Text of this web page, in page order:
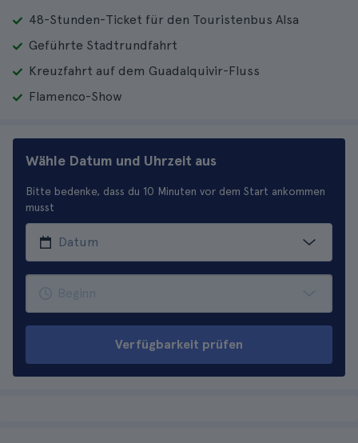
48-Stunden-Ticket für den Touristenbus Alsa
Geführte Stadtrundfahrt
Kreuzfahrt auf dem Guadalquivir-Fluss
Flamenco-Show
Wähle Datum und Uhrzeit aus
Bitte bedenke, dass du 10 Minuten vor dem Start ankommen
musst
Verfügbarkeit prüfen